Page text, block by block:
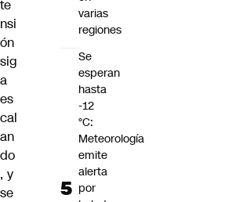
te
nsi
ón
sig
a
es
cal
an
do
, y
se
varias
regiones
Se
esperan
hasta
-12
°C:
Meteorología
emite
alerta
por